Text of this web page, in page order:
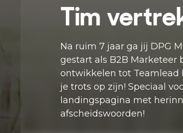
Tim
Na ruim 7 jaar ga jij DPG
gestart als B2B Marketeer
ontwikkelen tot Teamlead
je trots op zijn! Speciaal
landingspagina met
afscheidswoorden!